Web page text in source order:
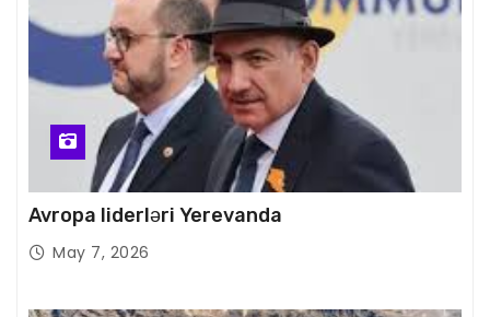
Avropa liderləri Yerevanda
May 7, 2026